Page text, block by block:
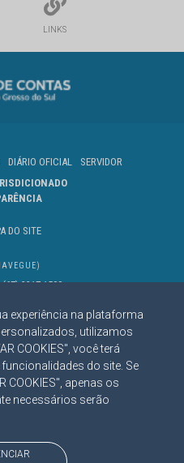
experiência na plataforma
utilizamos
COOKIES", você terá
do site. Se
COOKIES", apenas os
necessários serão
LINKS
DIÁRIO OFICIAL
SERVIDOR
DO SITE
(67) 3317-1500